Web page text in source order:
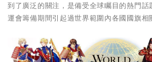
到了廣泛的關注，是備受全球矚目的熱門話
運會籌備期間引起過世界範圍內各國國旗相